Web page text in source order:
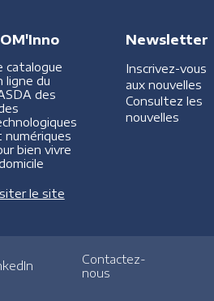
catalogue
ligne du
des
numériques
bien vivre
le site
Newsletter
Inscrivez-vous
aux nouvelles
Consultez les
nouvelles
Contactez-
nous